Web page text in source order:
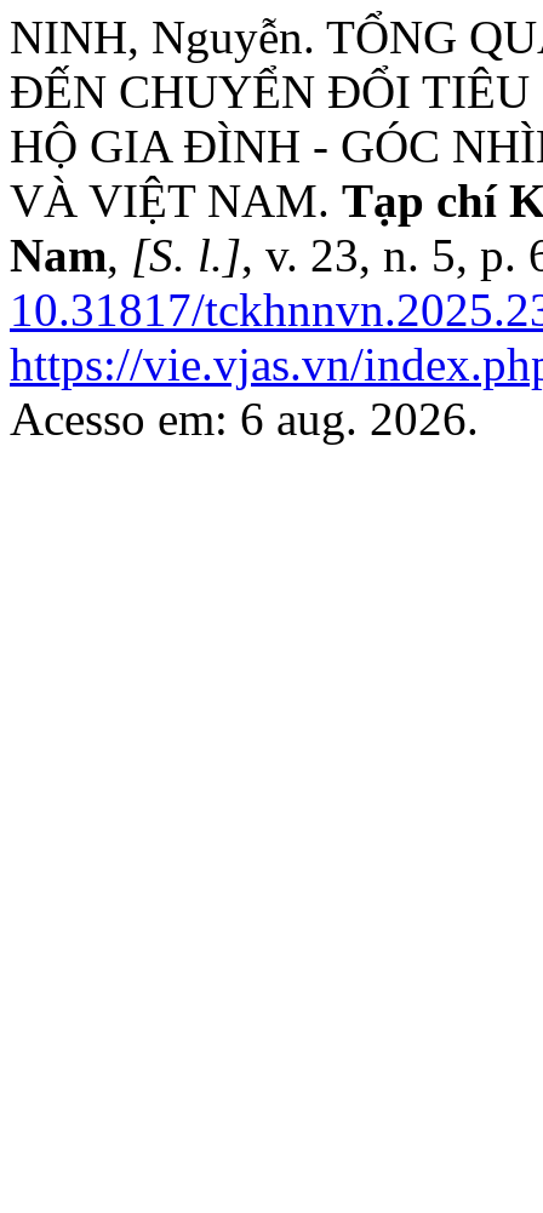
NINH, Nguyễn. TỔNG
ĐẾN CHUYỂN ĐỔI
HỘ GIA ĐÌNH - GÓC
VÀ VIỆT NAM. Tạp chí
Nam, [S. l.], v. 23, n. 5, p.
10.31817/
https://vie.vjas.vn/
Acesso em: 6 aug. 2026.